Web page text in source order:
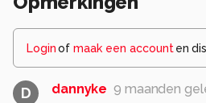
Loginof maak een account en
D dannyke 9 maanden